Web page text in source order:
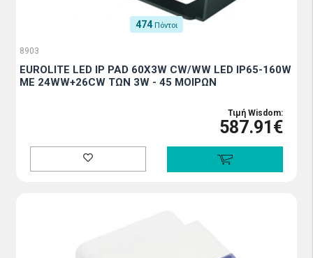
474 Πόντοι
8903
EUROLITE LED IP PAD 60X3W CW/WW LED IP65-160W
ΜΕ 24WW+26CW ΤΩΝ 3W - 45 ΜΟΙΡΩΝ
Τιμή Wisdom:
587.91€